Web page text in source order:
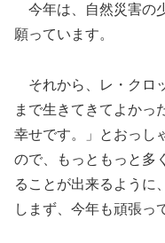
今年は、自然災害の
願っています。
それから、レ・クロ
まで生きてきてよかっ
幸せです。」とおっし
ので、もっともっと多
ることが出来るように
しまず、今年も頑張っ